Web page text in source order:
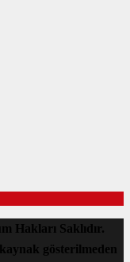
Hakları Saklıdır.
gösterilmeden